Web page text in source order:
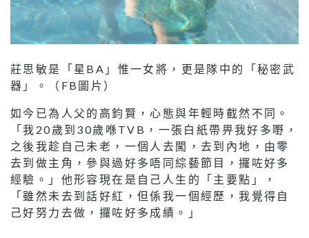
莊思敏是「星BA」惟一女將，更是隊中的「秘密武
器」。（FB圖片）
如今已為人父的高鈞賢，心態與年輕時截然不同。
「我20歲到30歲喺TVB，一張白紙帶畀我好多嘢，
之後我趁自己未老，一個人去闖，去到內地，由零
去到做主角，參與過好多唔同綜藝節目，攞咗好多
經驗。」他形容現在是自己人生的「主要點」，
「雖然未去到話好紅，但係我一個經歷，我覺得自
己好努力去做，攞咗好多成績。」